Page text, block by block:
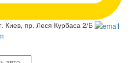
г. Киев, пр. Леся Курбаса 2/Б